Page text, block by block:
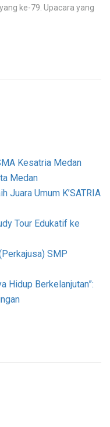
ke-79. Upacara yang
Kesatria Medan
Medan
Juara Umum K’SATRIA
Tour Edukatif ke
SMP
Hidup Berkelanjutan”: